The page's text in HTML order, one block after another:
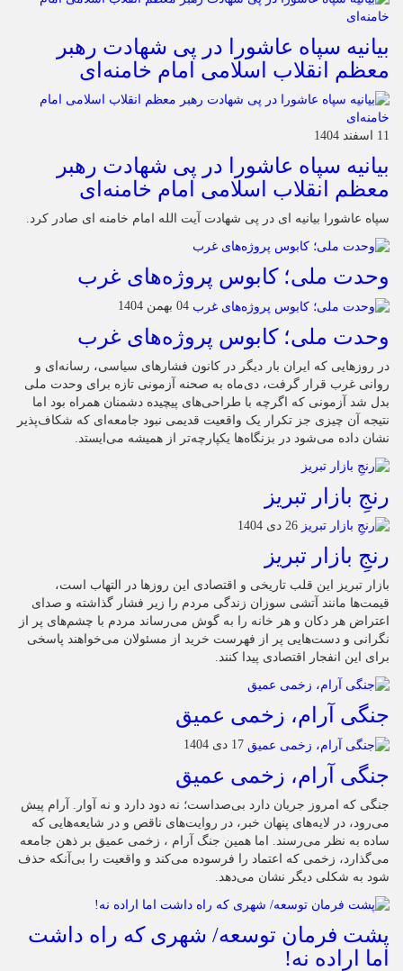
بیانیه سپاه عاشورا در پی شهادت رهبر
معظم انقلاب اسلامی امام خامنه‌ای
11 اسفند 1404
بیانیه سپاه عاشورا در پی شهادت رهبر
معظم انقلاب اسلامی امام خامنه‌ای
سپاه عاشورا بیانیه ای در پی شهادت آیت الله امام خامنه ای صادر کرد.
وحدت ملی؛ کابوس پروژه‌های غرب
04 بهمن 1404
وحدت ملی؛ کابوس پروژه‌های غرب
در روزهایی که ایران بار دیگر در کانون فشارهای سیاسی، رسانه‌ای و
روانی غرب قرار گرفت، دی‌ماه به صحنه آزمونی تازه برای وحدت ملی
بدل شد آزمونی که اگرچه با طراحی‌های پیچیده دشمنان همراه بود اما
نتیجه آن چیزی جز تکرار یک واقعیت قدیمی نبود جامعه‌ای که شکاف‌پذیر
نشان داده می‌شود در بزنگاه‌ها یکپارچه‌تر از همیشه می‌ایستد.
رنجِ بازار تبریز
26 دی 1404
رنجِ بازار تبریز
بازار تبریز این قلب تاریخی و اقتصادی این روزها در التهاب است،
قیمت‌ها مانند آتشی سوزان زندگی مردم را زیر فشار گذاشته و صدای
اعتراض هر دکان و هر خانه را به گوش می‌رساند مردم با چشم‌های پر از
نگرانی و دست‌هایی پر از فهرست خرید از مسئولان می‌خواهند پاسخی
برای این انفجار اقتصادی پیدا کنند.
جنگی آرام، زخمی عمیق
17 دی 1404
جنگی آرام، زخمی عمیق
جنگی که امروز جریان دارد بی‌صداست؛ نه دود دارد و نه آوار. آرام پیش
می‌رود، در لایه‌های پنهان خبر، در روایت‌های ناقص و در شایعه‌هایی که
ساده به نظر می‌رسند. اما همین جنگ آرام ، زخمی عمیق بر ذهن جامعه
می‌گذارد، زخمی که اعتماد را فرسوده می‌کند و واقعیت را بی‌آنکه حذف
شود به شکلی دیگر نشان می‌دهد.
پشت فرمان توسعه/ شهری که راه داشت
اما اراده نه!